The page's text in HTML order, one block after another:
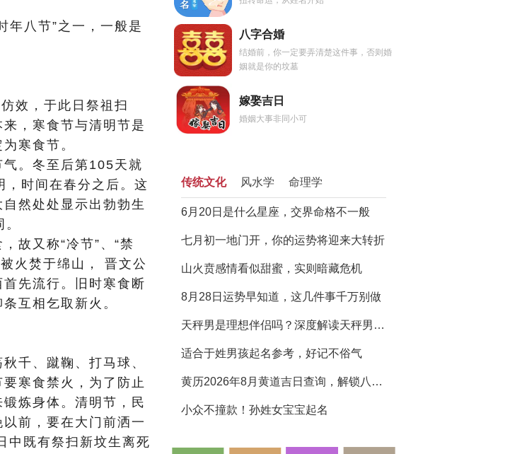
年八节”之一，一般是
效，于此日祭祖扫
，寒食节与清明节是
寒食节。
。冬至后第105天就
，时间在春分之后。这
然处处显示出勃勃生
故又称“冷节”、“禁
火焚于绵山， 晋文公
先流行。旧时寒食断
互相乞取新火。
千、蹴鞠、打马球、
寒食禁火，为了防止
炼身体。清明节，民
前，要在大门前洒一
中既有祭扫新坟生离死
八字合婚
结婚前，你一定要弄清楚这件事，否则婚
姻就是你的坟墓
嫁娶吉日
婚姻大事非同小可
传统文化 风水学 命理学
6月20日是什么星座，交界命格不一般
七月初一地门开，你的运势将迎来大转折
山火贲感情看似甜蜜，实则暗藏危机
8月28日运势早知道，这几件事千万别做
天秤男是理想伴侣吗？深度解读天秤男生性格特点
适合于姓男孩起名参考，好记不俗气
黄历2026年8月黄道吉日查询，解锁八月吉运
小众不撞款！孙姓女宝宝起名